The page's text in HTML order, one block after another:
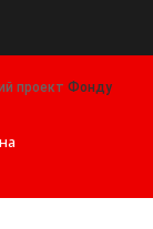
проект Фонду